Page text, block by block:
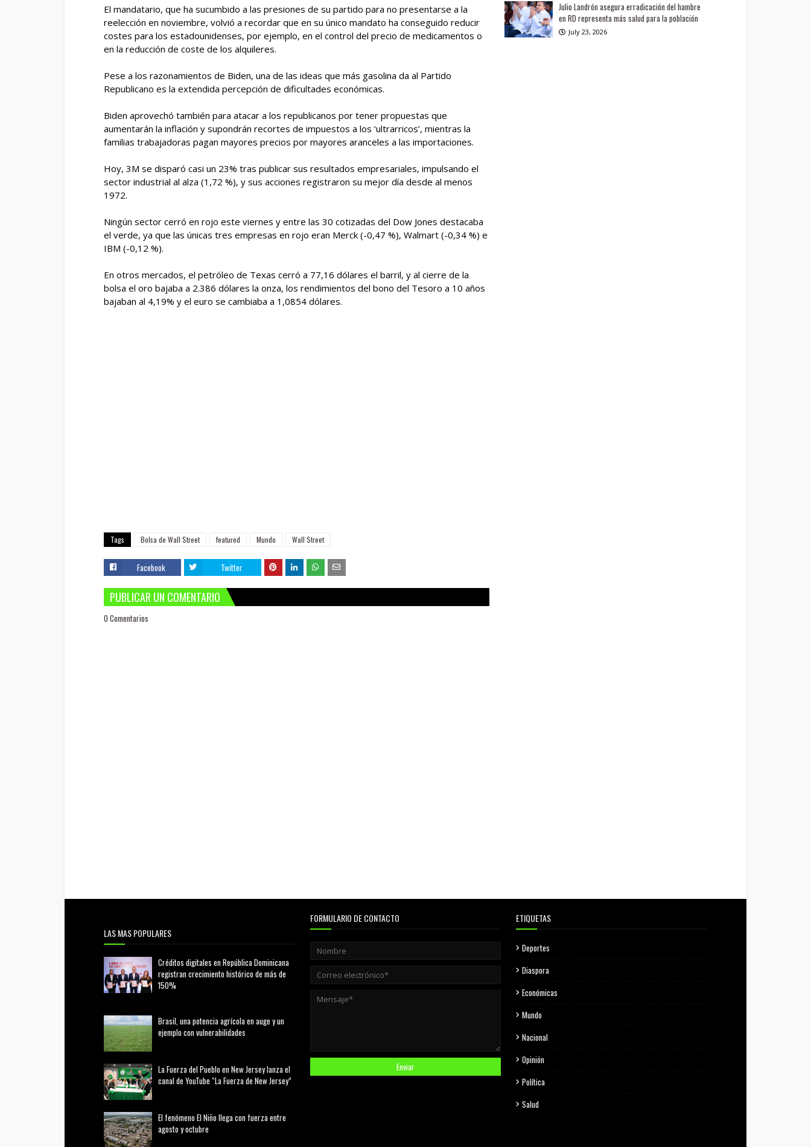
El mandatario, que ha sucumbido a las presiones de su partido para no presentarse a la
reelección en noviembre, volvió a recordar que en su único mandato ha conseguido reducir
costes para los estadounidenses, por ejemplo, en el control del precio de medicamentos o
en la reducción de coste de los alquileres.
Pese a los razonamientos de Biden, una de las ideas que más gasolina da al Partido
Republicano es la extendida percepción de dificultades económicas.
Biden aprovechó también para atacar a los republicanos por tener propuestas que
aumentarán la inflación y supondrán recortes de impuestos a los ‘ultrarricos’, mientras la
familias trabajadoras pagan mayores precios por mayores aranceles a las importaciones.
Hoy, 3M se disparó casi un 23% tras publicar sus resultados empresariales, impulsando el
sector industrial al alza (1,72 %), y sus acciones registraron su mejor día desde al menos
1972.
Ningún sector cerró en rojo este viernes y entre las 30 cotizadas del Dow Jones destacaba
el verde, ya que las únicas tres empresas en rojo eran Merck (-0,47 %), Walmart (-0,34 %) e
IBM (-0,12 %).
En otros mercados, el petróleo de Texas cerró a 77,16 dólares el barril, y al cierre de la
bolsa el oro bajaba a 2.386 dólares la onza, los rendimientos del bono del Tesoro a 10 años
bajaban al 4,19% y el euro se cambiaba a 1,0854 dólares.
Tags Bolsa de Wall Street featured Mundo Wall Street
Facebook Twitter
PUBLICAR UN COMENTARIO
0 Comentarios
Julio Landrón asegura erradicación del hambre
en RD representa más salud para la población
July 23, 2026
LAS MAS POPULARES
Créditos digitales en República Dominicana
registran crecimiento histórico de más de
150%
Brasil, una potencia agrícola en auge y un
ejemplo con vulnerabilidades
La Fuerza del Pueblo en New Jersey lanza el
canal de YouTube “La Fuerza de New Jersey”
El fenómeno El Niño llega con fuerza entre
agosto y octubre
FORMULARIO DE CONTACTO ETIQUETAS
Deportes
Diaspora
Económicas
Mundo
Nacional
Opinión
Política
Salud